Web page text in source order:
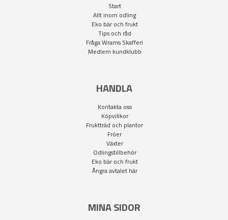
Start
Allt inom odling
Eko bär och frukt
Tips och råd
Fråga Wrams Skafferi
Medlem kundklubb
HANDLA
Kontakta oss
Köpvillkor
Fruktträd och plantor
Fröer
Växter
Odlingstillbehör
Eko bär och frukt
Ångra avtalet här
MINA SIDOR